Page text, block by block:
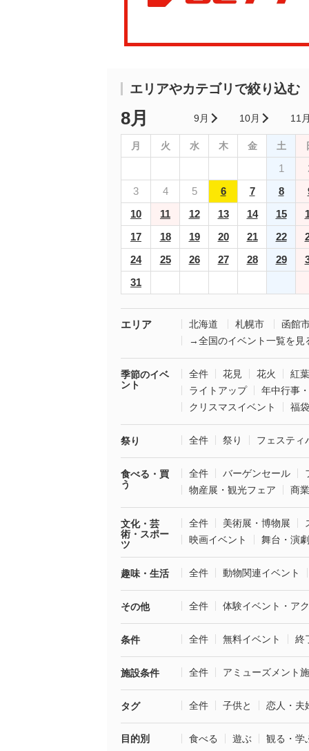
エリアやカテゴリで絞り込む
8月 9月 10月 11
月 火 水 木 金 土
1
3
4 5 6 7 8
10
11 12 13 14 15
17
18 19 20 21 22
24
25 26 27 28 29
31
エリア 北海道 札幌市
函館
→全国のイベント一覧を見
季節のイベ
ント
全件 花見 花火
紅葉
ライトアップ
年中行事
クリスマスイベント
福
祭り 全件 祭り フェスティ
食べる・買
う
全件 バーゲンセール
物産展・観光フェア
商
文化・芸
術・スポー
ツ
全件 美術展・博物展
映画イベント
舞台・演劇
趣味・生活 全件 動物関連イベント
その他 全件 体験イベント・ア
条件 全件 無料イベント 終
施設条件 全件 アミューズメント
タグ 全件 子供と 恋人・夫
目的別 食べる 遊ぶ 観る・学